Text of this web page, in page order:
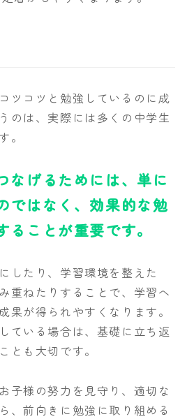
ツコツと勉強しているのに成
のは、実際には多くの中学生
。
なげるためには、単に
ではなく、効果的な勉
ることが重要です。
したり、学習環境を整えた
重ねたりすることで、学習へ
果が得られやすくなります。
ている場合は、基礎に立ち返
とも大切です。
子様の努力を見守り、適切な
、前向きに勉強に取り組める